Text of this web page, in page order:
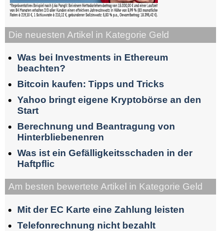
Die neuesten Artikel in Kategorie Geld
Was bei Investments in Ethereum
beachten?
Bitcoin kaufen: Tipps und Tricks
Yahoo bringt eigene Kryptobörse an den
Start
Berechnung und Beantragung von
Hinterbliebenenren
Was ist ein Gefälligkeitsschaden in der
Haftpflic
Am besten bewertete Artikel in Kategorie Geld
Mit der EC Karte eine Zahlung leisten
Telefonrechnung nicht bezahlt